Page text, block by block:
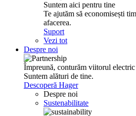
Suntem aici pentru tine
Te ajutăm să econo­mi­sești
afacerea.
Suport
Vezi tot
Despre noi
Împreună, conturăm viitorul electric
Suntem alături de tine.
Descoperă Hager
Despre noi
Sustenabilitate